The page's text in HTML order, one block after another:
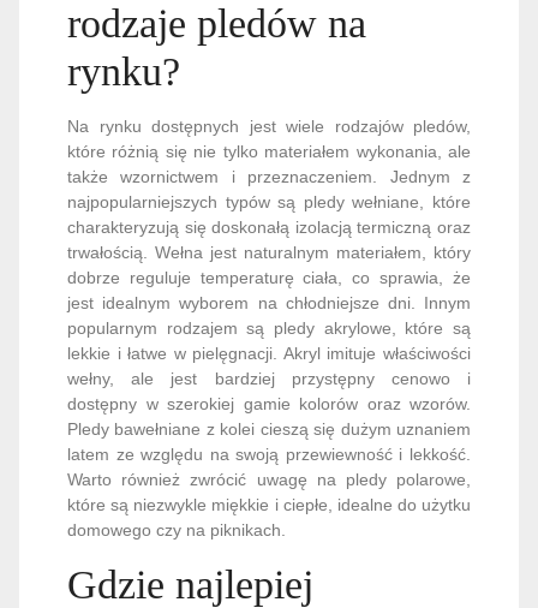
rodzaje pledów na
rynku?
Na rynku dostępnych jest wiele rodzajów pledów,
które różnią się nie tylko materiałem wykonania, ale
także wzornictwem i przeznaczeniem. Jednym z
najpopularniejszych typów są pledy wełniane, które
charakteryzują się doskonałą izolacją termiczną oraz
trwałością. Wełna jest naturalnym materiałem, który
dobrze reguluje temperaturę ciała, co sprawia, że
jest idealnym wyborem na chłodniejsze dni. Innym
popularnym rodzajem są pledy akrylowe, które są
lekkie i łatwe w pielęgnacji. Akryl imituje właściwości
wełny, ale jest bardziej przystępny cenowo i
dostępny w szerokiej gamie kolorów oraz wzorów.
Pledy bawełniane z kolei cieszą się dużym uznaniem
latem ze względu na swoją przewiewność i lekkość.
Warto również zwrócić uwagę na pledy polarowe,
które są niezwykle miękkie i ciepłe, idealne do użytku
domowego czy na piknikach.
Gdzie najlepiej